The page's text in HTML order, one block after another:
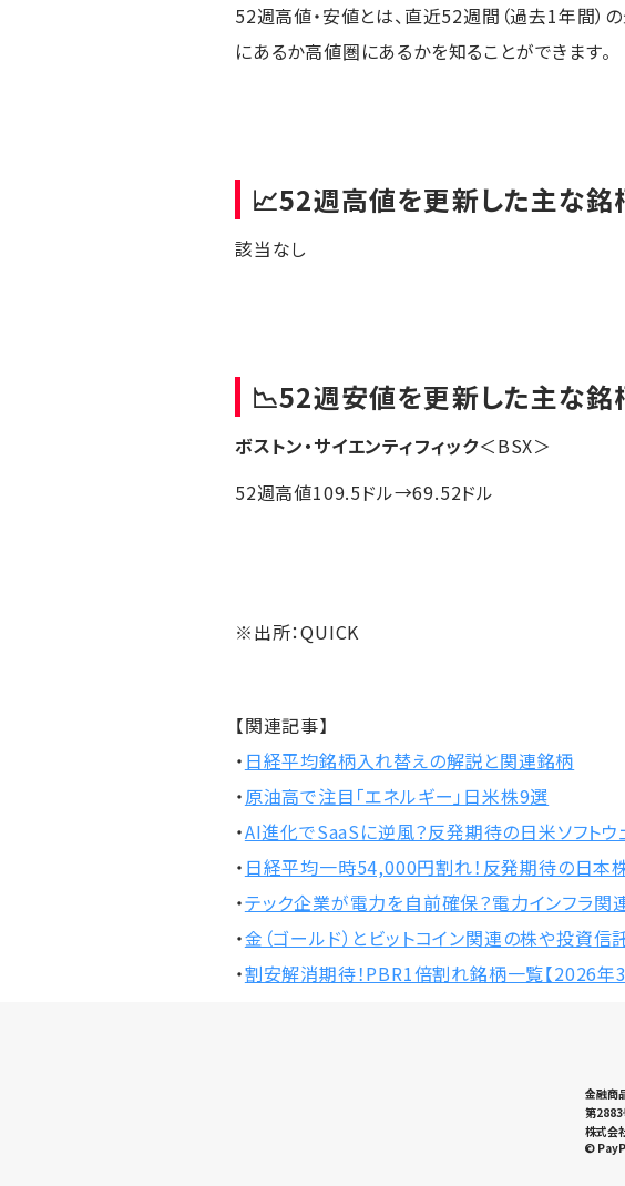
52週高値・安値とは、直近52週間（過去1年間）
にあるか高値圏にあるかを知ることができます。
📈52週高値を更新した主な銘
該当なし
📉52週安値を更新した主な銘
ボストン・サイエンティフィック＜BSX＞
52週高値109.5ドル→69.52ドル
※出所：QUICK
【関連記事】
・ 日経平均銘柄入れ替えの解説と関連銘柄
・原油高で注目「エネルギー」日米株9選
・AI進化でSaaSに逆風？反発期待の日米ソフトウ
・ 日経平均一時54,000円割れ！反発期待の日本
・テック企業が電力を自前確保？電力インフラ関
・金（ゴールド）とビットコイン関連の株や投資信
・割安解消期待！PBR1倍割れ銘柄一覧【2026年3
金融商
第
株式会
©